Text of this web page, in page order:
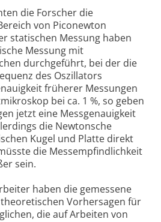
die Forscher die
von Piconewton
statischen Messung haben
Messung mit
durchgeführt, bei der die
des Oszillators
früherer Messungen
bei ca. 1 %, so geben
jetzt eine Messgenauigkeit
die Newtonsche
Kugel und Platte direkt
die Messempfindlichkeit
sein.
haben die gemessene
Vorhersagen für
die auf Arbeiten von